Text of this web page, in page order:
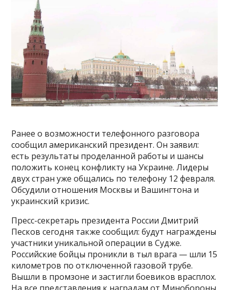
Ранее о возможности телефонного разговора
сообщил американский президент. Он заявил:
есть результаты проделанной работы и шансы
положить конец конфликту на Украине. Лидеры
двух стран уже общались по телефону 12 февраля.
Обсудили отношения Москвы и Вашингтона и
украинский кризис.
Пресс-секретарь президента России Дмитрий
Песков сегодня также сообщил: будут награждены
участники уникальной операции в Судже.
Российские бойцы проникли в тыл врага — шли 15
километров по отключенной газовой трубе.
Вышли в промзоне и застигли боевиков врасплох.